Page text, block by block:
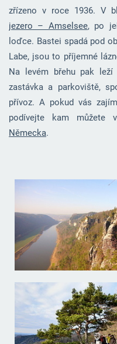
zřízeno v roce 1936. V
jezero – Amselsee, po
loďce. Bastei spadá pod
Labe, jsou to příjemné
Na levém břehu pak leží
zastávka a parkoviště,
přívoz. A pokud vás
podívejte kam můžete
Německa.